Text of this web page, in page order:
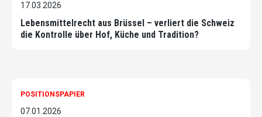
17.03.2026
Lebensmittelrecht aus Brüssel – verliert die Schweiz
die Kontrolle über Hof, Küche und Tradition?
POSITIONSPAPIER
07.01.2026